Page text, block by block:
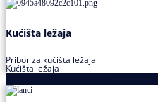
Kućišta ležaja
Pribor za kućišta ležaja
Kućišta ležaja